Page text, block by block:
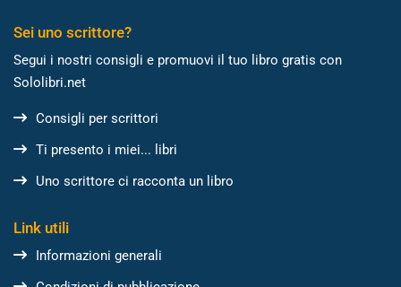
Sei uno scrittore?
Segui i nostri consigli e promuovi il tuo libro gratis con
Sololibri.net
Consigli per scrittori
Ti presento i miei... libri
Uno scrittore ci racconta un libro
Link utili
Informazioni generali